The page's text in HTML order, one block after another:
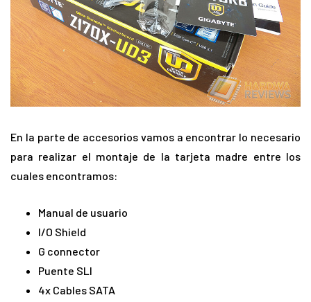
En la parte de accesorios vamos a encontrar lo necesario
para realizar el montaje de la tarjeta madre entre los
cuales encontramos:
Manual de usuario
I/O Shield
G connector
Puente SLI
4x Cables SATA